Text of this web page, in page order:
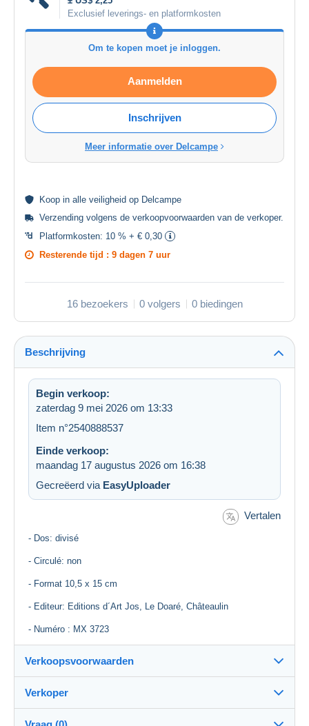
Exclusief leverings- en platformkosten
Om te kopen moet je inloggen.
Aanmelden
Inschrijven
Meer informatie over Delcampe
Koop in alle veiligheid op Delcampe
Verzending volgens de verkoopvoorwaarden van de verkoper.
Platformkosten: 10 % + € 0,30
Resterende tijd : 9 dagen 7 uur
16 bezoekers 0 volgers 0 biedingen
Beschrijving
Begin verkoop:
zaterdag 9 mei 2026 om 13:33
Item n°2540888537
Einde verkoop:
maandag 17 augustus 2026 om 16:38
Gecreëerd via EasyUploader
Vertalen
- Dos: divisé
- Circulé: non
- Format 10,5 x 15 cm
- Editeur: Editions d´Art Jos, Le Doaré, Châteaulin
- Numéro : MX 3723
Verkoopsvoorwaarden
Bestemming:
Zie de lijst van landen
Verkoper